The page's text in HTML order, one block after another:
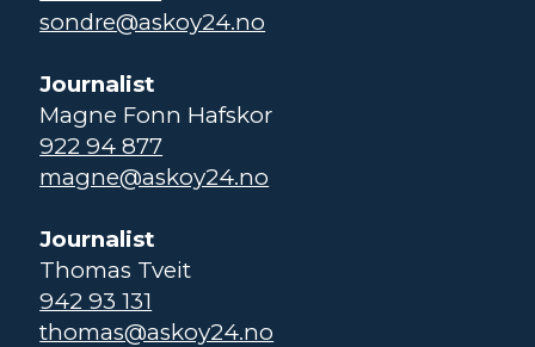
sondre@askoy24.no
Journalist
Magne Fonn Hafskor
922 94 877
magne@askoy24.no
Journalist
Thomas Tveit
942 93 131
thomas@askoy24.no